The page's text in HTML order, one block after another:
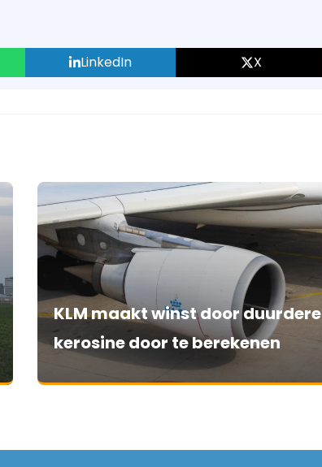
LinkedIn X
KLM maakt winst door duurdere
kerosine door te berekenen